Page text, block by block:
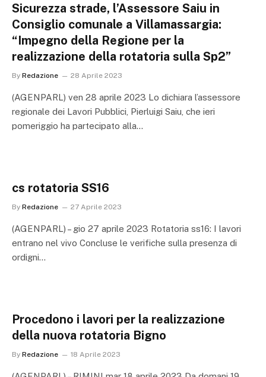
Sicurezza strade, l’Assessore Saiu in
Consiglio comunale a Villamassargia:
“Impegno della Regione per la
realizzazione della rotatoria sulla Sp2”
By Redazione 28 Aprile 2023
(AGENPARL) ven 28 aprile 2023 Lo dichiara l’assessore
regionale dei Lavori Pubblici, Pierluigi Saiu, che ieri
pomeriggio ha partecipato alla…
cs rotatoria SS16
By Redazione 27 Aprile 2023
(AGENPARL) – gio 27 aprile 2023 Rotatoria ss16: I lavori
entrano nel vivo Concluse le verifiche sulla presenza di
ordigni…
Procedono i lavori per la realizzazione
della nuova rotatoria Bigno
By Redazione 18 Aprile 2023